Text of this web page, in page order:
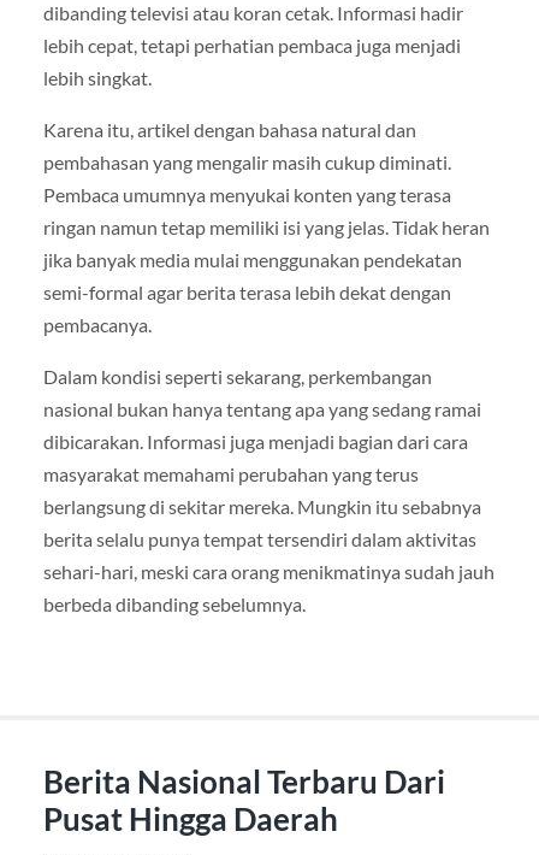
dibanding televisi atau koran cetak. Informasi hadir
lebih cepat, tetapi perhatian pembaca juga menjadi
lebih singkat.
Karena itu, artikel dengan bahasa natural dan
pembahasan yang mengalir masih cukup diminati.
Pembaca umumnya menyukai konten yang terasa
ringan namun tetap memiliki isi yang jelas. Tidak heran
jika banyak media mulai menggunakan pendekatan
semi-formal agar berita terasa lebih dekat dengan
pembacanya.
Dalam kondisi seperti sekarang, perkembangan
nasional bukan hanya tentang apa yang sedang ramai
dibicarakan. Informasi juga menjadi bagian dari cara
masyarakat memahami perubahan yang terus
berlangsung di sekitar mereka. Mungkin itu sebabnya
berita selalu punya tempat tersendiri dalam aktivitas
sehari-hari, meski cara orang menikmatinya sudah jauh
berbeda dibanding sebelumnya.
Berita Nasional Terbaru Dari
Pusat Hingga Daerah